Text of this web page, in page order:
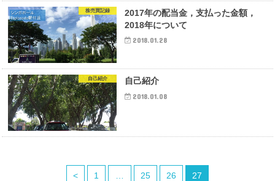
株売買記録
2017年の配当金，支払った金額，
2018年について
2018.01.28
自己紹介 自己紹介
2018.01.08
< 1 25 26 27